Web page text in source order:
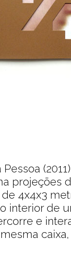
projeções
4x4x3
interior de
e